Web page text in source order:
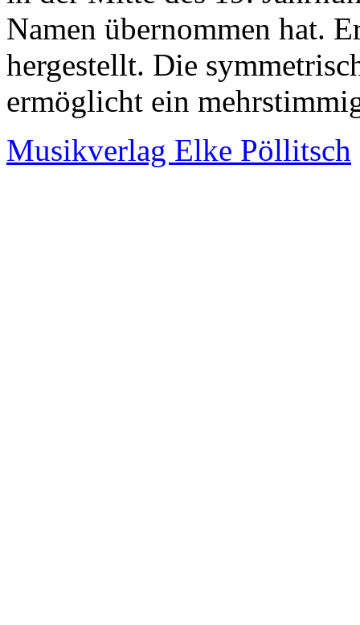
Namen übernommen hat.
hergestellt. Die
ermöglicht ein
Musikverlag Elke Pöllitsch